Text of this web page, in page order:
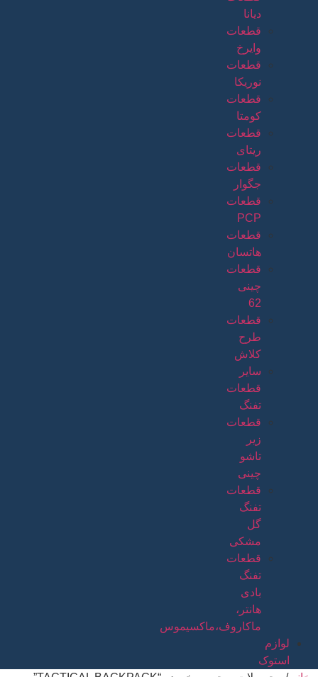
دیانا
قطعات
وایرخ
قطعات
نوریکا
قطعات
کومتا
قطعات
ریتای
قطعات
جگوار
قطعات
PCP
قطعات
هاتسان
قطعات
چینی
62
قطعات
طرح
کلاش
سایر
قطعات
تفنگ
قطعات
زیر
تاشو
چینی
قطعات
تفنگ
گل
مشکی
قطعات
تفنگ
بادی
هانتر،
ماکاروف،ماکسیموس
لوازم
استوک